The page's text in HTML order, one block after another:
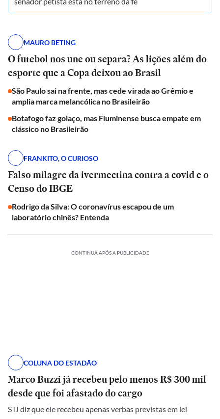
MAURO BETING
O futebol nos une ou separa? As lições além do
esporte que a Copa deixou ao Brasil
São Paulo sai na frente, mas cede virada ao Grêmio e
amplia marca melancólica no Brasileirão
Botafogo faz golaço, mas Fluminense busca empate em
clássico no Brasileirão
FRANKITO, O CURIOSO
Falso milagre da ivermectina contra a covid e o
Censo do IBGE
Rodrigo da Silva: O coronavírus escapou de um
laboratório chinês? Entenda
CONTINUA APÓS A PUBLICIDADE
COLUNA DO ESTADÃO
Marco Buzzi já recebeu pelo menos R$ 300 mil
desde que foi afastado do cargo
STJ diz que ele recebeu apenas verbas previstas em lei